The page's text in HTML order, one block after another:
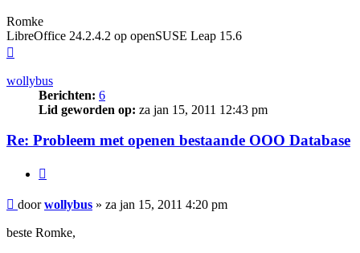
Romke
LibreOffice 24.2.4.2 op openSUSE Leap 15.6
wollybus
Berichten: 6
Lid geworden op: za jan 15, 2011 12:43 pm
Re: Probleem met openen bestaande OOO Database
Bericht
doorwollybus » za jan 15, 2011 4:20 pm
beste Romke,